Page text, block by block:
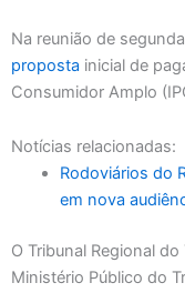
Na reunião de
proposta inicial de
Consumidor Amplo
Notícias relacionadas:
Rodoviários do
em nova
O Tribunal Regional do
Ministério Público do